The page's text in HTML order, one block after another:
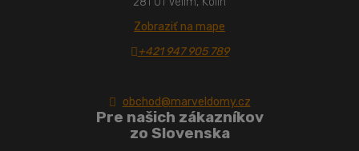
Zobraziť na mape
+421 947 905 789
obchod@marveldomy.cz
Pre našich zákazníkov
zo Slovenska